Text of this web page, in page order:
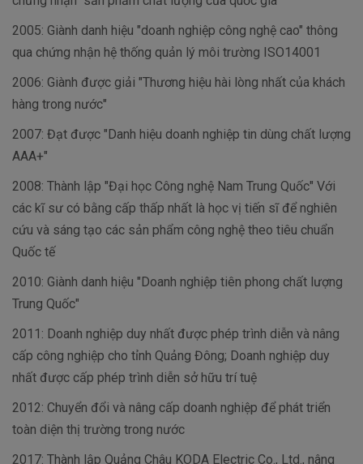
2005: Giành danh hiệu "doanh nghiệp công nghệ cao" thông
qua chứng nhận hệ thống quản lý môi trường ISO14001
2006: Giành được giải "Thương hiệu hài lòng nhất của khách
hàng trong nước"
2007: Đạt được "Danh hiệu doanh nghiệp tin dùng chất lượng
AAA+"
2008: Thành lập "Đại học Công nghệ Nam Trung Quốc" Với
các kĩ sư có bằng cấp thấp nhất là học vị tiến sĩ để nghiên
cứu và sáng tạo các sản phẩm công nghệ theo tiêu chuẩn
Quốc tế
2010: Giành danh hiệu "Doanh nghiệp tiên phong chất lượng
Trung Quốc"
2011: Doanh nghiệp duy nhất được phép trình diễn và nâng
cấp công nghiệp cho tỉnh Quảng Đông; Doanh nghiệp duy
nhất được cấp phép trình diễn sở hữu trí tuệ
2012: Chuyển đổi và nâng cấp doanh nghiệp để phát triển
toàn diện thị trường trong nước
2017: Thành lập Quảng Châu KODA Electric Co., Ltd., nâng